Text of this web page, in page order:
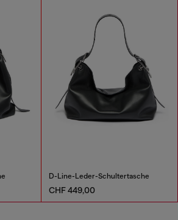
D-Line-Leder-Schultertasche
CHF 449,00